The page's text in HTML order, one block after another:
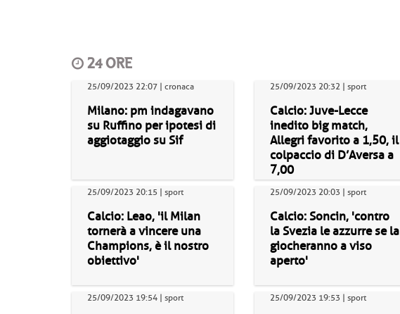
24 ORE
25/09/2023 22:07 | cronaca
Milano: pm indagavano
su Ruffino per ipotesi di
aggiotaggio su Sif
25/09/2023 20:32 | sport
Calcio: Juve-Lecce
inedito big match,
Allegri favorito a 1,50, il
colpaccio di D’Aversa a
7,00
25/09/2023 20:15 | sport
Calcio: Leao, 'il Milan
tornerà a vincere una
Champions, è il nostro
obiettivo'
25/09/2023 20:03 | sport
Calcio: Soncin, 'contro
la Svezia le azzurre se la
giocheranno a viso
aperto'
25/09/2023 19:54 | sport 25/09/2023 19:53 | sport